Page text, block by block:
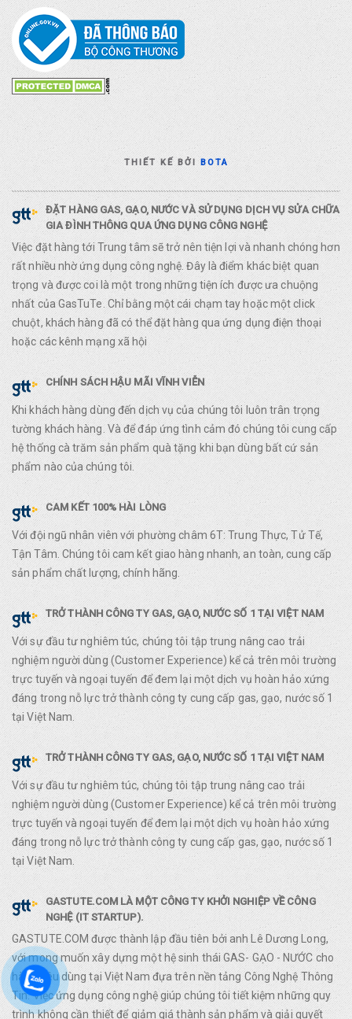
THIẾT KẾ BỞIBOTA
ĐẶT HÀNG GAS, GẠO, NƯỚC VÀ SỬ DỤNG DỊCH VỤ SỬA CHỮA
GIA ĐÌNH THÔNG QUA ỨNG DỤNG CÔNG NGHỆ
Việc đặt hàng tới Trung tâm sẽ trở nên tiện lợi và nhanh chóng hơn
rất nhiều nhờ ứng dụng công nghệ. Đây là điểm khác biệt quan
trọng và được coi là một trong những tiện ích được ưa chuộng
nhất của GasTuTe. Chỉ bằng một cái chạm tay hoặc một click
chuột, khách hàng đã có thể đặt hàng qua ứng dụng điện thoại
hoặc các kênh mạng xã hội
CHÍNH SÁCH HẬU MÃI VĨNH VIỄN
Khi khách hàng dùng đến dịch vụ của chúng tôi luôn trân trọng
tường khách hàng. Và để đáp ứng tình cảm đó chúng tôi cung cấp
hệ thống cà trăm sản phẩm quà tặng khi bạn dùng bất cứ sản
phẩm nào của chúng tôi.
CAM KẾT 100% HÀI LÒNG
Với đội ngũ nhân viên với phường châm 6T: Trung Thực, Tử Tế,
Tận Tâm. Chúng tôi cam kết giao hàng nhanh, an toàn, cung cấp
sản phẩm chất lượng, chính hãng.
TRỞ THÀNH CÔNG TY GAS, GẠO, NƯỚC SỐ 1 TẠI VIỆT NAM
Với sự đầu tư nghiêm túc, chúng tôi tập trung nâng cao trải
nghiệm người dùng (Customer Experience) kể cả trên môi trường
trực tuyến và ngoại tuyến để đem lại một dịch vụ hoàn hảo xứng
đáng trong nỗ lực trở thành công ty cung cấp gas, gạo, nước số 1
tại Việt Nam.
TRỞ THÀNH CÔNG TY GAS, GẠO, NƯỚC SỐ 1 TẠI VIỆT NAM
Với sự đầu tư nghiêm túc, chúng tôi tập trung nâng cao trải
nghiệm người dùng (Customer Experience) kể cả trên môi trường
trực tuyến và ngoại tuyến để đem lại một dịch vụ hoàn hảo xứng
đáng trong nỗ lực trở thành công ty cung cấp gas, gạo, nước số 1
tại Việt Nam.
GASTUTE.COM LÀ MỘT CÔNG TY KHỞI NGHIỆP VỀ CÔNG
NGHỆ (IT STARTUP).
GASTUTE.COM được thành lập đầu tiên bởi anh Lê Dương Long,
với mong muốn xây dựng một hệ sinh thái GAS- GẠO - NƯỚC cho
hàng tiêu dùng tại Việt Nam đựa trên nền tảng Công Nghệ Thông
Tin. Việc ứng dụng công nghệ giúp chúng tôi tiết kiệm những quy
trình không cần thiết để giảm giá thành sản phẩm và giải quyết